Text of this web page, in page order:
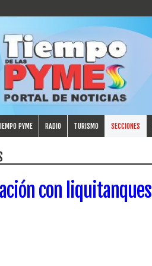
PYME RADIO TURISMO SECCIONES
con liquitanques